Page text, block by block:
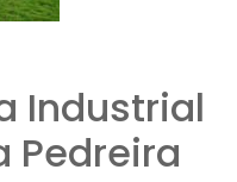
Industrial
Pedreira